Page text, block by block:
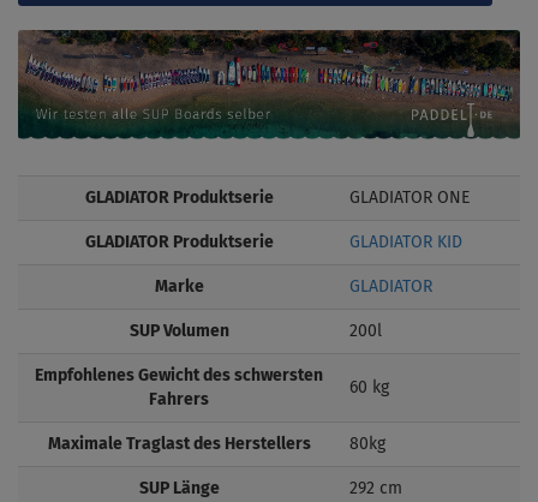
GLADIATOR Produktserie GLADIATOR ONE
GLADIATOR Produktserie GLADIATOR KID
Marke GLADIATOR
SUP Volumen 200l
Empfohlenes Gewicht des schwersten
Fahrers
60 kg
Maximale Traglast des Herstellers 80kg
SUP Länge 292 cm